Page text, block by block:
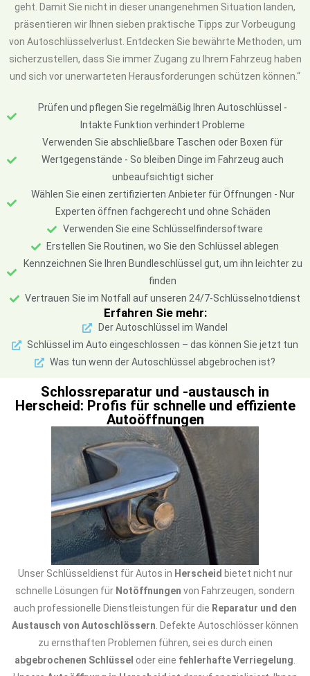
geht. Damit Sie nicht in dieser unangenehmen Situation landen,
präsentieren wir Ihnen sieben praktische Tipps zur Vorbeugung
von Autoschlüsselverlust. Entdecken Sie bewährte Methoden, um
sicherzustellen, dass Sie immer Zugang zu Ihrem Fahrzeug haben
und sich vor unerwarteten Herausforderungen schützen können.“
Prüfen und pflegen Sie regelmäßig Ihren Autoschlüssel -
Intakte Funktion verhindert Probleme
Verwenden Sie abschließbare Taschen oder Boxen für
Wertgegenstände - So bleiben Dinge im Fahrzeug auch
unbeaufsichtigt sicher
Wählen Sie einen zertifizierten Anbieter für Öffnungen - Nur
Experten öffnen fachgerecht und ohne Schäden
Verwenden Sie eine Schlüsselfindersoftware
Erstellen Sie Routinen, wo Sie den Schlüssel ablegen
Kennzeichnen Sie Ihren Bundleschlüssel gut, um ihn leichter zu
finden
Vertrauen Sie im Notfall auf unseren 24/7-Schlüsselnotdienst
Erfahren Sie mehr:
Der Autoschlüssel im Wandel
Schlüssel im Auto eingeschlossen – das können Sie jetzt tun
Was tun wenn der Autoschlüssel abgebrochen ist?
Schlossreparatur und -austausch in
Herscheid: Profis für schnelle und effiziente
Autoöffnungen
Unser Schlüsseldienst für Autos in Herscheid bietet nicht nur
schnelle Lösungen für Notöffnungen von Fahrzeugen, sondern
auch professionelle Dienstleistungen für die Reparatur und den
Austausch von Autoschlössern . Defekte Autoschlösser können
zu ernsthaften Problemen führen, sei es durch einen
abgebrochenen Schlüssel oder eine fehlerhafte Verriegelung